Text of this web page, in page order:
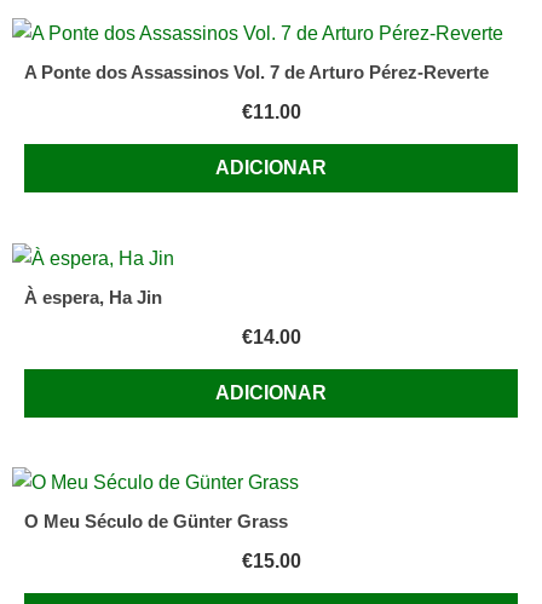
Espera
Sítio
de
A Ponte dos Assassinos Vol. 7 de Arturo Pérez-Reverte
€11.00
ADICIONAR
À espera, Ha Jin
€14.00
ADICIONAR
O Meu Século de Günter Grass
€15.00